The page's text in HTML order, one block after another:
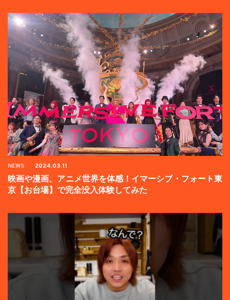
NEWS 2024.03.11
映画や漫画、アニメ世界を体感！イマーシブ・フォート東
京【お台場】で完全没入体験してみた